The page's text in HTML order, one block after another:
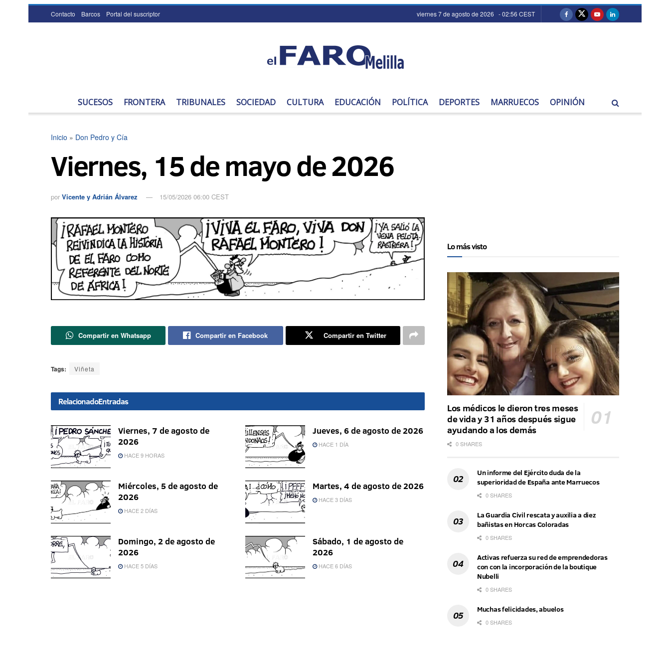
Contacto Barcos Portal del suscriptor viernes 7 de agosto de 2026 - 02:56 CEST
SUCESOS FRONTERA TRIBUNALES SOCIEDAD CULTURA EDUCACIÓN POLÍTICA DEPORTES MARRUECOS OPINIÓN
Inicio » Don Pedro y Cía
Viernes, 15 de mayo de 2026
por Vicente y Adrián Álvarez 15/05/2026 06:00 CEST
Compartir en Whatsapp Compartir en Facebook Compartir en Twitter
Tags: Viñeta
RelacionadoEntradas
Viernes, 7 de agosto de
2026
HACE 9 HORAS
Jueves, 6 de agosto de 2026
HACE 1 DÍA
Miércoles, 5 de agosto de
2026
HACE 2 DÍAS
Martes, 4 de agosto de 2026
HACE 3 DÍAS
Domingo, 2 de agosto de
2026
HACE 5 DÍAS
Sábado, 1 de agosto de
2026
HACE 6 DÍAS
Lo más visto
Los médicos le dieron tres meses
de vida y 31 años después sigue
ayudando a los demás
0 SHARES
Un informe del Ejército duda de la
superioridad de España ante Marruecos
0 SHARES
La Guardia Civil rescata y auxilia a diez
bañistas en Horcas Coloradas
0 SHARES
Activas refuerza su red de emprendedoras
con con la incorporación de la boutique
Nubelli
0 SHARES
Muchas felicidades, abuelos
0 SHARES